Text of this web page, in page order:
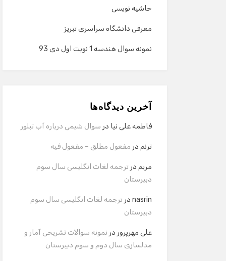
حاشیه نویسی
معرفی دانشگاه سراسری تبریز
نمونه سوال هندسه 1 نوبت اول دی 93
آخرین دیدگاه‌ها
فاطمه علی نیا در سوال شیمی درباره آب تبلور
ترنم در مفعول مطلق – مفعول فیه
مریم در ترجمه لغات انگلیسی سال سوم
دبیرستان
nasrin در ترجمه لغات انگلیسی سال سوم
دبیرستان
علی مهرپرور در نمونه سوالات تشریحی آمار و
مدلسازی سال دوم و سوم دبیرستان